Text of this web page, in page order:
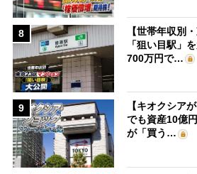
8
【世帯年収別
「狙い目駅」
700万円で…
9
【キオクシア
でも資産10億
が「買う…